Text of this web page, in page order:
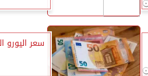
سعر اليورو